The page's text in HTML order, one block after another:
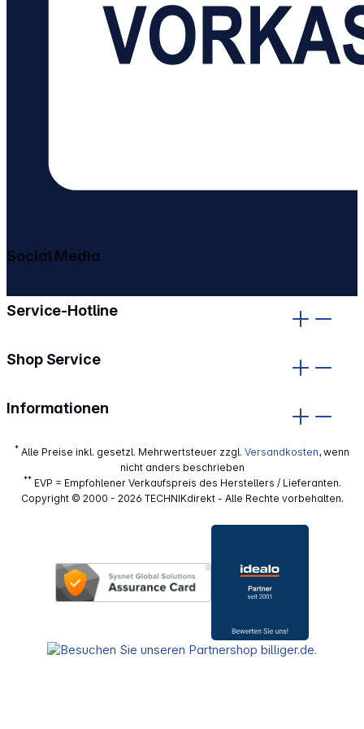
Service-Hotline
Shop Service
Informationen
Social Media
* Alle Preise inkl. gesetzl. Mehrwertsteuer zzgl. Versandkosten, wenn
nicht anders beschrieben
**EVP = Empfohlener Verkaufspreis des Herstellers / Lieferanten.
Copyright © 2000 - 2026 TECHNIKdirekt - Alle Rechte vorbehalten.